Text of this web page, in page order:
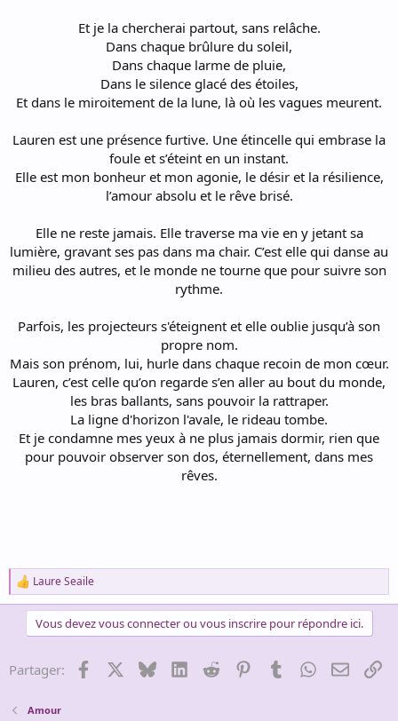
Et je la chercherai partout, sans relâche.
Dans chaque brûlure du soleil,
Dans chaque larme de pluie,
Dans le silence glacé des étoiles,
Et dans le miroitement de la lune, là où les vagues meurent.
Lauren est une présence furtive. Une étincelle qui embrase la
foule et s’éteint en un instant.
Elle est mon bonheur et mon agonie, le désir et la résilience,
l’amour absolu et le rêve brisé.
Elle ne reste jamais. Elle traverse ma vie en y jetant sa
lumière, gravant ses pas dans ma chair. C’est elle qui danse au
milieu des autres, et le monde ne tourne que pour suivre son
rythme.
Parfois, les projecteurs s'éteignent et elle oublie jusqu’à son
propre nom.
Mais son prénom, lui, hurle dans chaque recoin de mon cœur.
Lauren, c’est celle qu’on regarde s’en aller au bout du monde,
les bras ballants, sans pouvoir la rattraper.
La ligne d'horizon l'avale, le rideau tombe.
Et je condamne mes yeux à ne plus jamais dormir, rien que
pour pouvoir observer son dos, éternellement, dans mes
rêves.
R
e
o
:
Laure Seaile
Vous devez vous connecter ou vous inscrire pour répondre ici.
Partager: Facebook BlueskyLinkedInReddit PinterestTumblrWhatsApp
Email
Amour